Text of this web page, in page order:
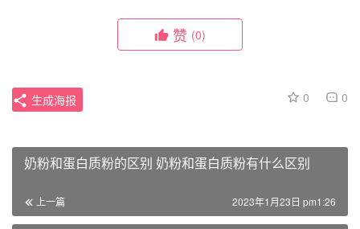
赞 (0)
0 0
生成海报
奶粉和蛋白质粉的区别 奶粉和蛋白质粉有什么区别
上一篇 2023年1月23日 pm1:26